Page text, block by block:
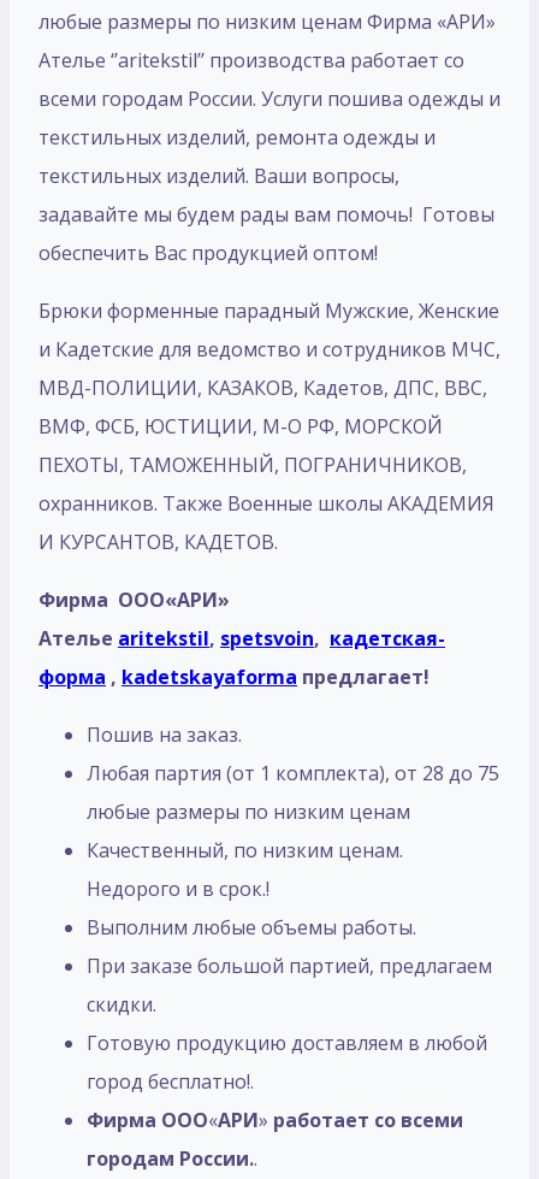
любые размеры по низким ценам Фирма «АРИ»
Ателье ‘’aritekstil’’ производства работает со
всеми городам России. Услуги пошива одежды и
текстильных изделий, ремонта одежды и
текстильных изделий. Ваши вопросы,
задавайте мы будем рады вам помочь! Готовы
обеспечить Вас продукцией оптом!
Брюки форменные парадный Мужские, Женские
и Кадетские для ведомство и сотрудников МЧС,
МВД-ПОЛИЦИИ, КАЗАКОВ, Кадетов, ДПС, ВВС,
ВМФ, ФСБ, ЮСТИЦИИ, М-О РФ, МОРСКОЙ
ПЕХОТЫ, ТАМОЖЕННЫЙ, ПОГРАНИЧНИКОВ,
охранников. Также Военные школы АКАДЕМИЯ
И КУРСАНТОВ, КАДЕТОВ.
Фирма ООО«АРИ»
Ателье aritekstil, spetsvoin, кадетская-
форма , kadetskayaforma предлагает!
Пошив на заказ.
Любая партия (от 1 комплекта), от 28 до 75
любые размеры по низким ценам
Качественный, по низким ценам.
Недорого и в срок.!
Выполним любые объемы работы.
При заказе большой партией, предлагаем
скидки.
Готовую продукцию доставляем в любой
город бесплатно!.
Фирма ООО«АРИ» работает со всеми
городам России..